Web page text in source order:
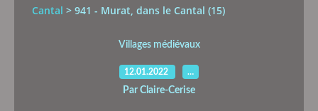
Cantal > 941 - Murat, dans le Cantal (15)
Villages médiévaux
12.01.2022 …
Par Claire-Cerise